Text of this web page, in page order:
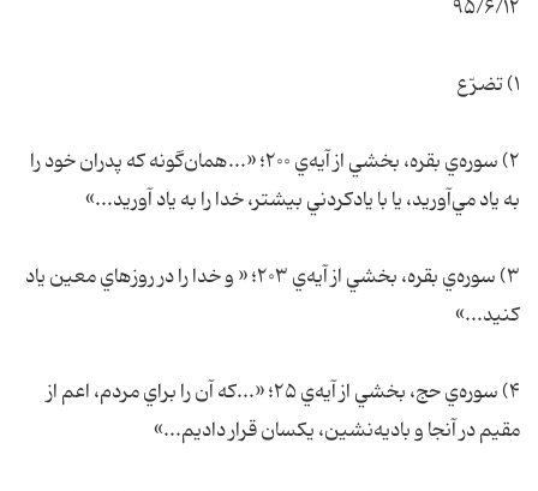
۹۵/۶/۱۲
۱) تضرّع
۲) سوره‌ي بقره، بخشي از آيه‌ي ۲۰۰؛ «...همان‌گونه که پدران خود را
به ياد مي‌آوريد، يا با يادکردني بيشتر، خدا را به ياد آوريد...»
۳) سوره‌ي بقره، بخشي از آيه‌ي ۲۰۳؛ « و خدا را در روزهاي معين ياد
کنيد...»
۴) سوره‌ي حج، بخشي از آيه‌ي ۲۵؛ «...که آن را براي مردم، اعم از
مقيم در آنجا و باديه‌نشين، يکسان قرار داديم...»